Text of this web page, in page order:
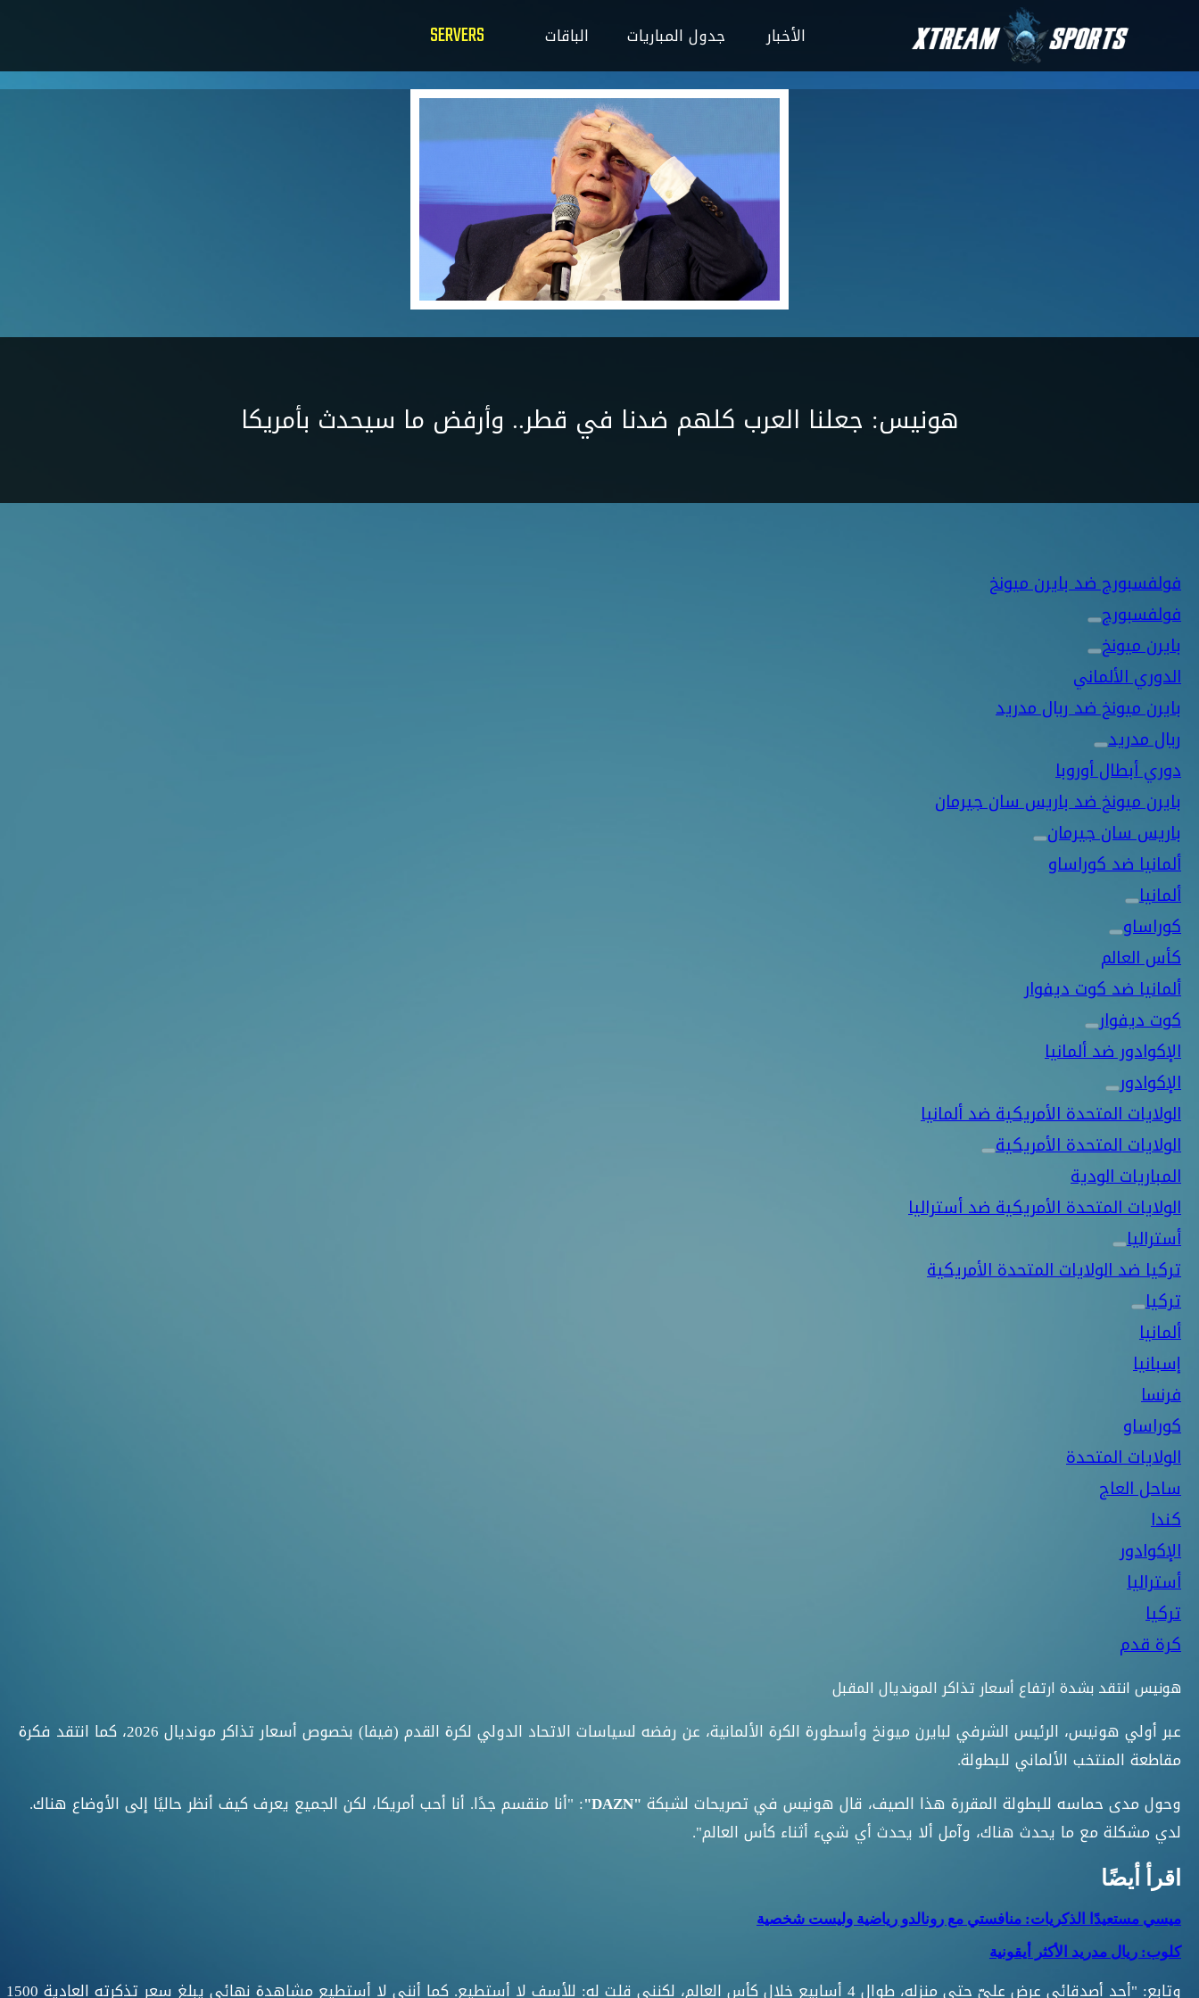
الأخبار جدول المباريات الباقات SERVERS
هونيس: جعلنا العرب كلهم ضدنا في قطر.. وأرفض ما سيحدث بأمريكا
فولفسبورج ضد بايرن ميونخ
فولفسبورج
بايرن ميونخ
الدوري الألماني
بايرن ميونخ ضد ريال مدريد
ريال مدريد
دوري أبطال أوروبا
بايرن ميونخ ضد باريس سان جيرمان
باريس سان جيرمان
ألمانيا ضد كوراساو
ألمانيا
كوراساو
كأس العالم
ألمانيا ضد كوت ديفوار
كوت ديفوار
الإكوادور ضد ألمانيا
الإكوادور
الولايات المتحدة الأمريكية ضد ألمانيا
الولايات المتحدة الأمريكية
المباريات الودية
الولايات المتحدة الأمريكية ضد أستراليا
أستراليا
تركيا ضد الولايات المتحدة الأمريكية
تركيا
ألمانيا
إسبانيا
فرنسا
كوراساو
الولايات المتحدة
ساحل العاج
كندا
الإكوادور
أستراليا
تركيا
كرة قدم
هونيس انتقد بشدة ارتفاع أسعار تذاكر المونديال المقبل
عبر أولي هونيس، الرئيس الشرفي لبايرن ميونخ وأسطورة الكرة الألمانية، عن رفضه لسياسات الاتحاد الدولي لكرة القدم (فيفا) بخصوص أسعار تذاكر مونديال 2026، كما انتقد فكرة
مقاطعة المنتخب الألماني للبطولة.
وحول مدى حماسه للبطولة المقررة هذا الصيف، قال هونيس في تصريحات لشبكة "DAZN"
: "أنا منقسم جدًا. أنا أحب أمريكا، لكن الجميع يعرف كيف أنظر حاليًا إلى الأوضاع هناك.
لدي مشكلة مع ما يحدث هناك، وآمل ألا يحدث أي شيء أثناء كأس العالم".
اقرأ أيضًا
ميسي مستعيدًا الذكريات: منافستي مع رونالدو رياضية وليست شخصية
كلوب: ريال مدريد الأكثر أيقونية
وتابع: "أحد أصدقائي عرض عليّ حتى منزله، طوال 4 أسابيع خلال كأس العالم، لكنني قلت له: للأسف لا أستطيع. كما أنني لا أستطيع مشاهدة نهائي يبلغ سعر تذكرته العادية 1500